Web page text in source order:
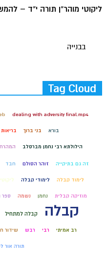
ליקוטי מוהר"ן תורה י"ד –
בבנייה
Tag Cloud
dealing with adversity final.mp4
בורא בני ברוך
הילולתא רבי נחמן מברסלב
זה גם בתיקייה זוהר הסולם חבד
לימוד קבלה לימודי קבלה
מוזיקה קבלית נחמן נשמה ספר
קבלה קבלה למתחיל
רב אמיתי רבי רבש שידור
תורה אור